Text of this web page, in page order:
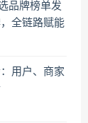
品牌榜单发
全链路赋能
用户、商家